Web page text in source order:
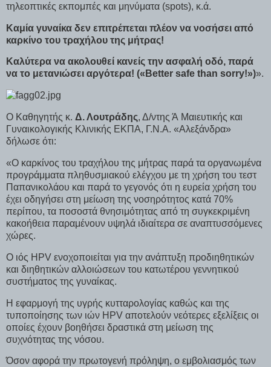
τηλεοπτικές εκπομπές και μηνύματα (spots), κ.ά.
Καμία γυναίκα δεν επιτρέπεται πλέον να νοσήσει από
καρκίνο του τραχήλου της μήτρας!
Καλύτερα να ακολουθεί κανείς την ασφαλή οδό, παρά
να το μετανιώσει αργότερα! («Better safe than sorry!»)».
Ο Καθηγητής κ. Δ. Λουτράδης, Δ/ντης Ά Μαιευτικής και
Γυναικολογικής Κλινικής ΕΚΠΑ, Γ.Ν.Α. «Αλεξάνδρα»
δήλωσε ότι:
«Ο καρκίνος του τραχήλου της μήτρας παρά τα οργανωμένα
προγράμματα πληθυσμιακού ελέγχου με τη χρήση του τεστ
Παπανικολάου και παρά το γεγονός ότι η ευρεία χρήση του
έχει οδηγήσει στη μείωση της νοσηρότητος κατά 70%
περίπου, τα ποσοστά θνησιμότητας από τη συγκεκριμένη
κακοήθεια παραμένουν υψηλά ιδιαίτερα σε αναπτυσσόμενες
χώρες.
Ο ιός HPV ενοχοποιείται για την ανάπτυξη προδιηθητικών
και διηθητικών αλλοιώσεων του κατωτέρου γεννητικού
συστήματος της γυναίκας.
Η εφαρμογή της υγρής κυτταρολογίας καθώς και της
τυποποίησης των ιών HPV αποτελούν νεότερες εξελίξεις οι
οποίες έχουν βοηθήσει δραστικά στη μείωση της
συχνότητας της νόσου.
Όσον αφορά την πρωτογενή πρόληψη, ο εμβολιασμός των